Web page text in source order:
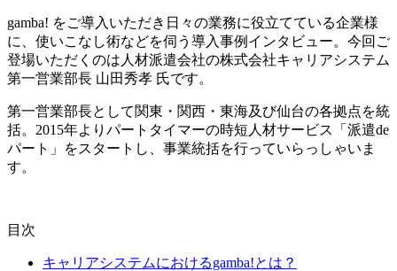
gamba! をご導入いただき日々の業務に役立てている企業様
に、使いこなし術などを伺う導入事例インタビュー。今回ご
登場いただくのは人材派遣会社の株式会社キャリアシステム
第一営業部長 山田秀孝 氏です。
第一営業部長として関東・関西・東海及び仙台の各拠点を統
括。2015年よりパートタイマーの時短人材サービス「派遣de
パート」をスタートし、事業統括を行っていらっしゃいま
す。
目次
キャリアシステムにおけるgamba!とは？